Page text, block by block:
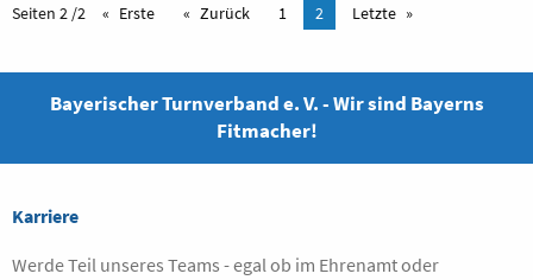
Seiten 2 /2 Erste Zurück 1 2 Letzte
Bayerischer Turnverband e. V. - Wir sind Bayerns
Fitmacher!
Karriere
Werde Teil unseres Teams - egal ob im Ehrenamt oder